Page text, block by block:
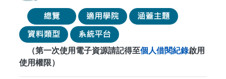
（第一次使用電子資源請記得至個人借閱紀錄啟用
使用權限）